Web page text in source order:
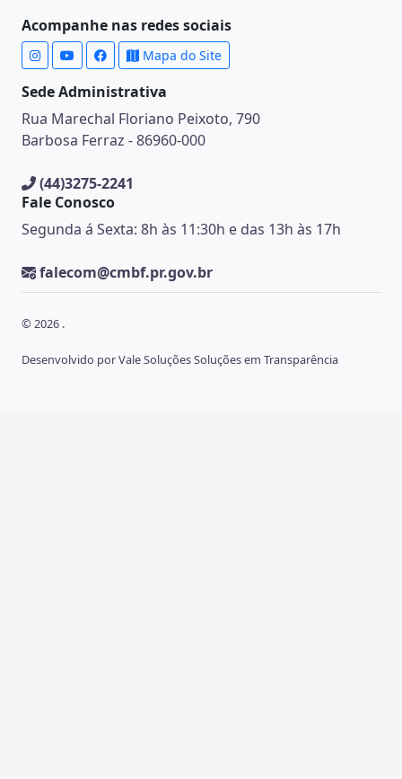
Acompanhe nas redes sociais
Mapa do Site
Sede Administrativa
Rua Marechal Floriano Peixoto, 790
Barbosa Ferraz - 86960-000
(44)3275-2241
Fale Conosco
Segunda á Sexta: 8h às 11:30h e das 13h às 17h
falecom@cmbf.pr.gov.br
© 2026 .
Desenvolvido por Vale Soluções Soluções em Transparência